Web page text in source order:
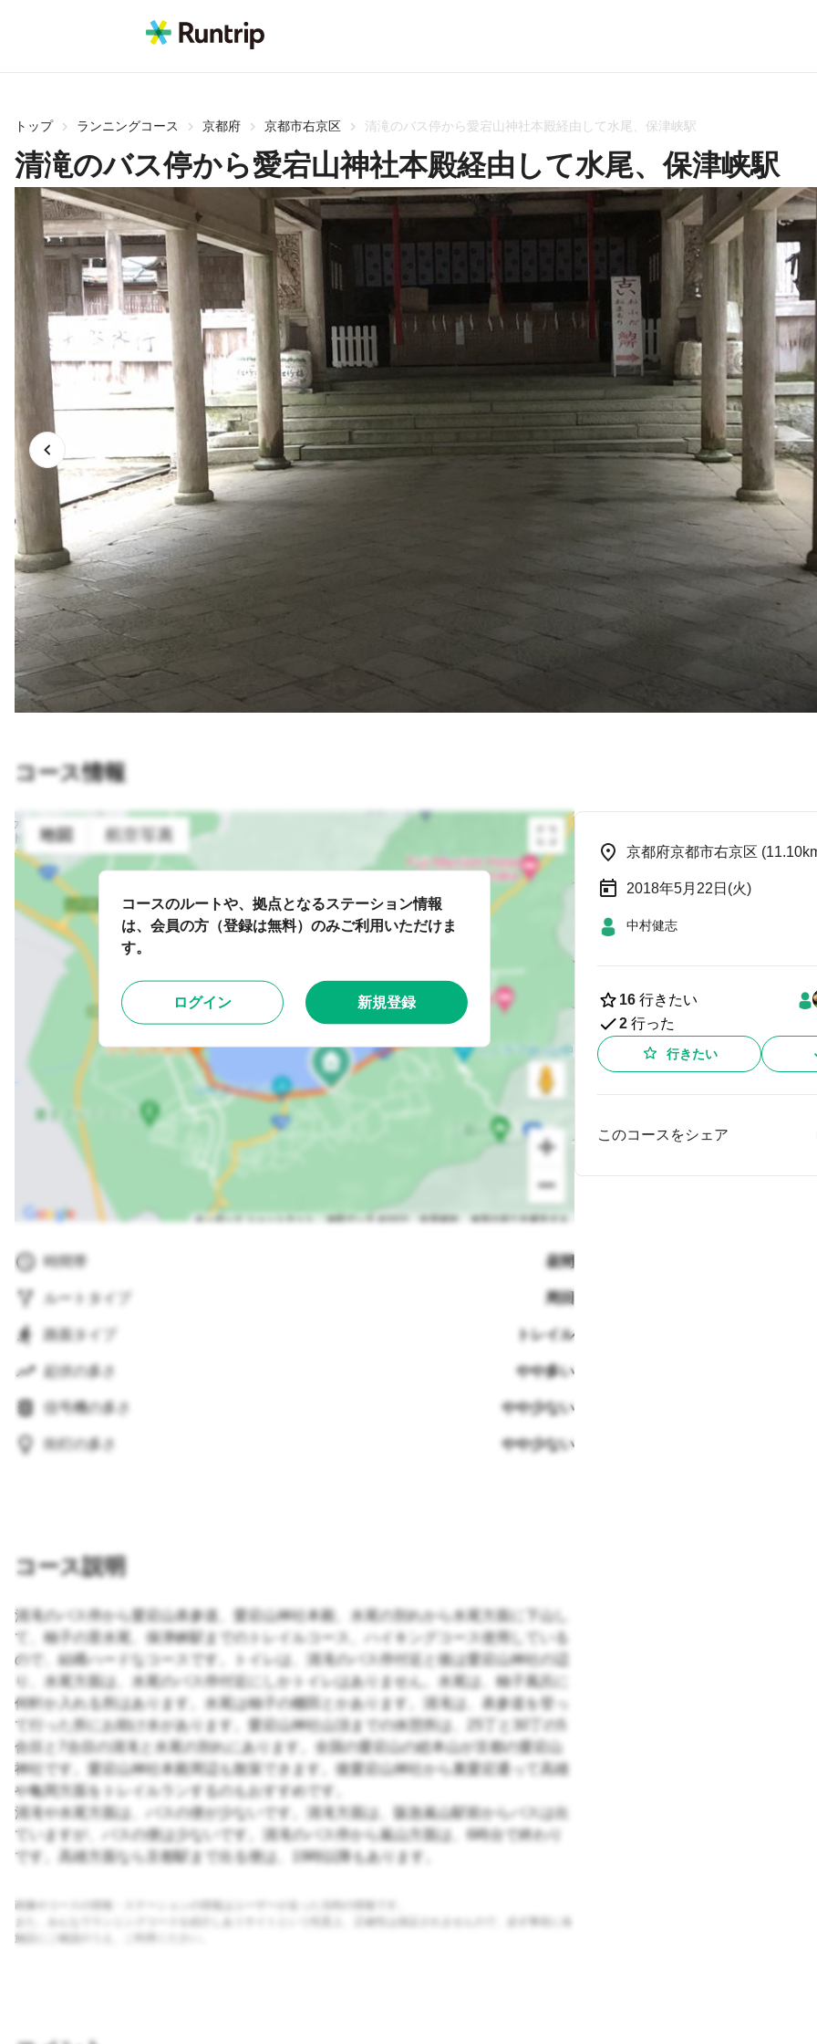
トップ ランニングコース 京都府 京都市右京区 清滝のバス停から愛宕山神社本殿経由して水尾、保津峡駅
清滝のバス停から愛宕山神社本殿経由して水尾、保津峡駅
コース情報
時間帯 昼間
ルートタイプ 周回
路面タイプ トレイル
起伏の多さ やや多い
信号機の多さ やや少ない
街灯の多さ やや少ない
コース説明
清滝のバス停から愛宕山表参道、愛宕山神社本殿、水尾の別れから水尾方面に下山し
て、柚子の里水尾、保津峡駅までのトレイルコース、ハイキングコース使用している
ので、結構ハードなコースです。トイレは、清滝のバス停付近と後は愛宕山神社の辺
り、水尾方面は、水尾のバス停付近にしかトイレはありません。水尾は、柚子風呂に
何軒か入れる所はあります。水尾は柚子の棚田とかあります。清滝は、表参道を登っ
て行った所にお助け水があります。愛宕山神社山頂までの休憩所は、25丁と30丁の5
合目と7合目の清滝と水尾の別れにあります。全国の愛宕山の総本山が京都の愛宕山
神社です。愛宕山神社本殿周辺も散策できます。後愛宕山神社から裏愛宕通って高雄
や亀岡方面をトレイルランするのもおすすめです。
清滝や水尾方面は、バスの便が少ないです。清滝方面は、阪急嵐山駅前からバスは出
ていますが、バスの便は少ないです。清滝のバス停から嵐山方面は、6時台で終わり
です。高雄方面なら京都駅まで出る便は、19時以降もあります。
画像やコースの情報・ステーションの情報はユーザーが走った当時の情報です。
また、みんなでランニングコースを紹介しあうサイトという性質上、正確性は保証されませんので、必ず事前に各
施設にご確認のうえ、ご利用ください。
コースのルートや、拠点となるステーション情報
は、会員の方（登録は無料）のみご利用いただけま
す。
ログイン 新規登録
京都府京都市右京区
2018年5月22日(火)
中村健志
16 行きたい
2 行った
行きたい
このコースをシェア